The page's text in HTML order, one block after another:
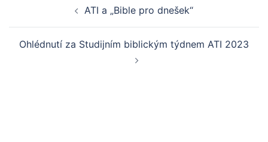
navigation ATI a „Bible pro dnešek“
Ohlédnutí za Studijním biblickým týdnem ATI 2023